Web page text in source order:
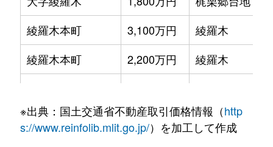
綾羅木本町
3,100万円 綾羅木
綾羅木本町
2,200万円 綾羅木
綾羅木南町
2,000万円 綾羅木
※出典：国土交通省不動産取引価格情報（http
s://www.reinfolib.mlit.go.jp/）を加工して作成